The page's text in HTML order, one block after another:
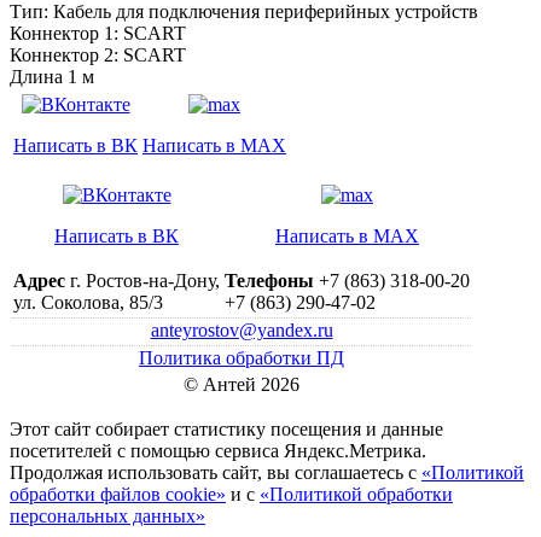
Тип: Кабель для подключения периферийных устройств
Коннектор 1: SCART
Коннектор 2: SCART
Длина 1 м
Написать в ВК Написать в MAX
Написать в ВК Написать в MAX
Адрес г. Ростов-на-Дону,
ул. Соколова, 85/3
Телефоны +7 (863) 318-00-20
+7 (863) 290-47-02
anteyrostov@yandex.ru
Политика обработки ПД
© Антей 2026
Этот сайт собирает статистику посещения и данные
посетителей c помощью сервиса Яндекс.Метрика.
Продолжая использовать сайт, вы соглашаетесь с «Политикой
обработки файлов cookie» и с «Политикой обработки
персональных данных»